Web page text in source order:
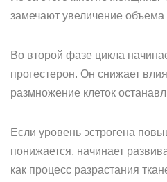
замечают увеличение объема
Во второй фазе цикла
прогестерон. Он снижает
размножение клеток
Если уровень эстрогена
понижается, начинает
как процесс разрастания